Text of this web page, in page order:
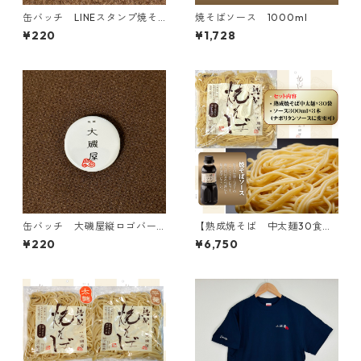
缶バッチ LINEスタンプ焼そ
ば賢ちゃん「きらーん！」（✩
ν✩）バージョン
¥220
焼そばソース 1000ml
¥1,728
缶バッチ 大磯屋縦ロゴバー
ジョン
¥220
【熟成焼そば 中太麺30食セ
ット】中太麺30袋、300mlソ
ース3本付
¥6,750